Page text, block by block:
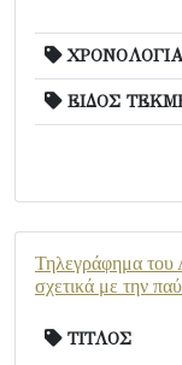
ΧΡΟΝΟΛΟΓΙΑ
ΕΙΔΟΣ
Τηλεγράφημα του
σχετικά με την
ΤΙΤΛΟΣ